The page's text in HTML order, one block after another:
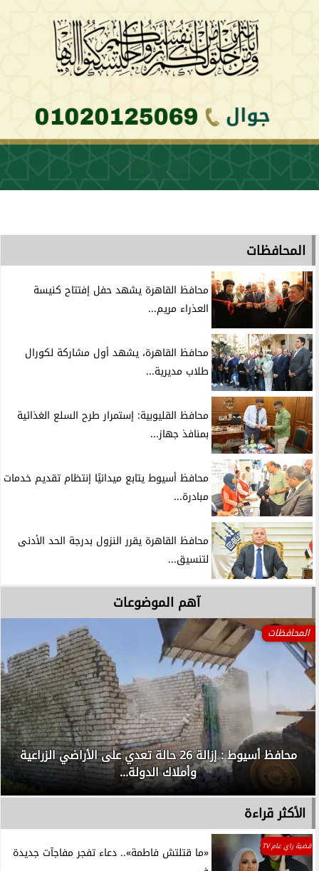
المحافظات
محافظ القاهرة يشهد حفل إفتتاح كنيسة
العذراء مريم...
محافظ القاهرة، يشهد أول مشاركة لكورال
طلاب مديرية...
محافظ القليوبية: إستمرار طرح السلع الغذائية
بمنافذ جهاز...
محافظ أسيوط يتابع ميدانيًا إنتظام تقديم خدمات
مبادرة...
محافظ القاهرة يقرر النزول بدرجة الحد الأدنى
لتنسيق...
آهم الموضوعات
المحافظات
محافظ أسيوط : إزالة 26 حالة تعدي على الأراضي الزراعية
وأملاك الدولة...
الأكثر قراءة
قضية راي عام TV
«ما قتلتش فاطمة».. دعاء تفجر مفاجآت جديدة